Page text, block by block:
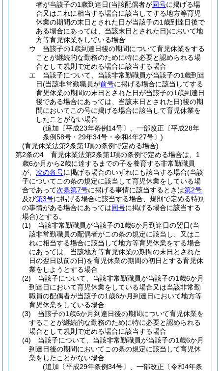
者が当該子の1歳到達日(当該配偶者が同号に掲げる場
合又はこれに相当する場合に該当してする地方等育児
休業の期間の末日とされた日が当該子の1歳到達日後で
ある場合にあっては、当該末日とされた日)において地
方等育児休業をしている場合
ウ
当該子の1歳到達日後の期間について育児休業をする
ことが継続的な勤務のために特に必要と認められる場
合として規則で定める場合に該当する場合
エ
当該子について、当該非常勤職員が当該子の1歳到達
日(当該非常勤職員が前号に掲げる場合に該当してする
育児休業の期間の末日とされた日が当該子の1歳到達日
後である場合にあっては、当該末日とされた日)後の期
間においてこの号に掲げる場合に該当して育児休業を
したことがない場合
(追加〔平成23年条例14号〕、一部改正〔平成28年
条例58号・29年34号・令和4年27号〕)
(育児休業法第2条第1項の条例で定める場合)
第2条の4
育児休業法第2条第1項の条例で定める場合は、1
歳6か月から2歳に達するまでの子を養育する非常勤職員
が、 次の各号に掲げる場合のいずれにも該当する場合(当該
子についてこの条の規定に該当して育児休業をしている場
合であって次条第7号に掲げる事情に該当するときは第2号
及び第3号に掲げる場合に該当する場合、規則で定める特別
の事情がある場合にあっては同号に掲げる場合に該当する
場合)とする。
(1)
当該非常勤職員が当該子の1歳6か月到達日の翌日(当
該非常勤職員の配偶者がこの条の規定に該当し、又はこ
れに相当する場合に該当して地方等育児休業をする場合
にあっては、当該地方等育児休業の期間の末日とされた
日の翌日以前の日)を育児休業の期間の初日とする育児休
業をしようとする場合
(2)
当該子について、当該非常勤職員が当該子の1歳6か月
到達日において育児休業をしている場合又は当該非常勤
職員の配偶者が当該子の1歳6か月到達日において地方等
育児休業をしている場合
(3)
当該子の1歳6か月到達日後の期間について育児休業を
することが継続的な勤務のために特に必要と認められる
場合として規則で定める場合に該当する場合
(4)
当該子について、当該非常勤職員が当該子の1歳6か月
到達日後の期間においてこの条の規定に該当して育児休
業をしたことがない場合
(追加〔平成29年条例34号〕、一部改正〔令和4年条